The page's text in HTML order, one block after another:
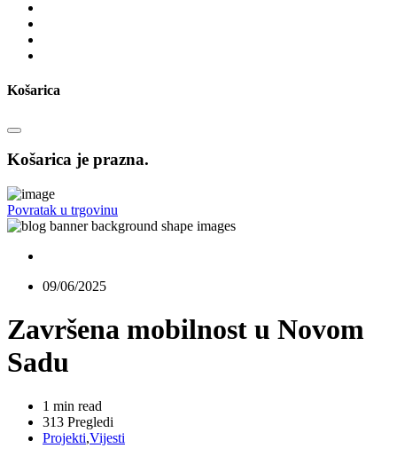
Košarica
Košarica je prazna.
Povratak u trgovinu
09/06/2025
Završena mobilnost u Novom
Sadu
1 min read
313 Pregledi
Projekti,Vijesti